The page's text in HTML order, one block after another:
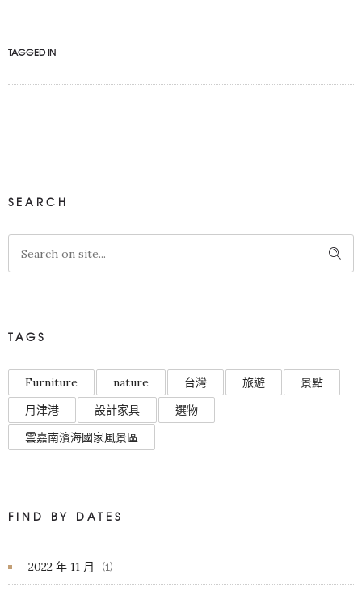
TAGGED IN
SEARCH
TAGS
Furniture nature 台灣 旅遊
景點
月津港
設計家具
選物
雲嘉南濱海國家風景區
FIND BY DATES
2022 年 11 月 (1)